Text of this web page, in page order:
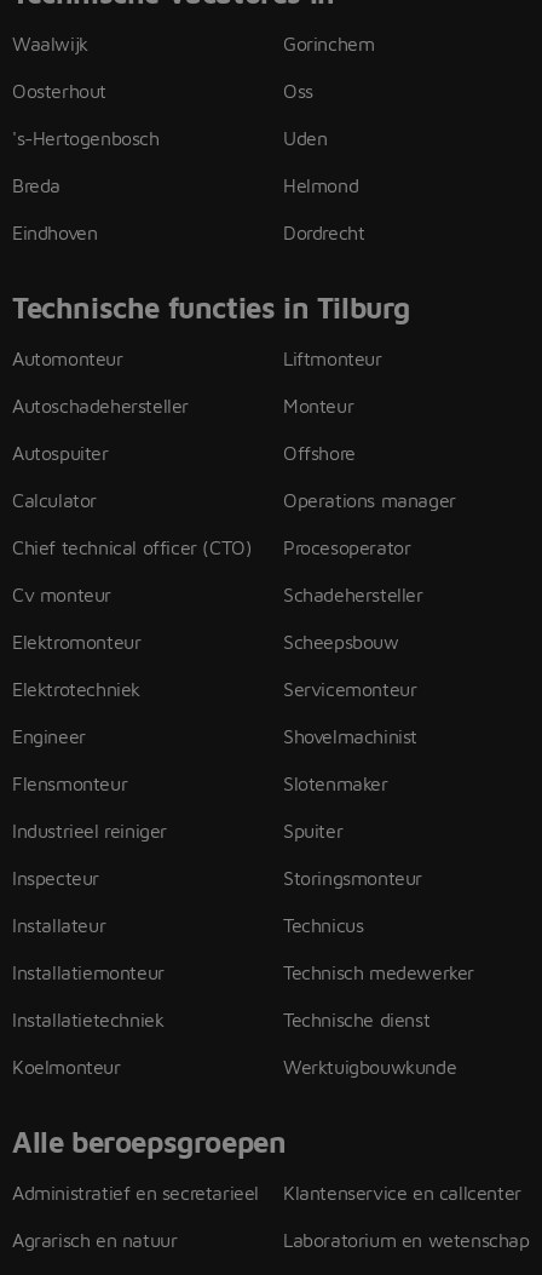
Waalwijk
Oosterhout
's-Hertogenbosch
Breda
Eindhoven
Gorinchem
Oss
Uden
Helmond
Dordrecht
Technische functies in Tilburg
Automonteur
Autoschadehersteller
Autospuiter
Calculator
Chief technical officer (CTO)
Cv monteur
Elektromonteur
Elektrotechniek
Engineer
Flensmonteur
Industrieel reiniger
Inspecteur
Installateur
Installatiemonteur
Installatietechniek
Koelmonteur
Liftmonteur
Monteur
Offshore
Operations manager
Procesoperator
Schadehersteller
Scheepsbouw
Servicemonteur
Shovelmachinist
Slotenmaker
Spuiter
Storingsmonteur
Technicus
Technisch medewerker
Technische dienst
Werktuigbouwkunde
Alle beroepsgroepen
Administratief en secretarieel
Agrarisch en natuur
Klantenservice en callcenter
Laboratorium en wetenschap